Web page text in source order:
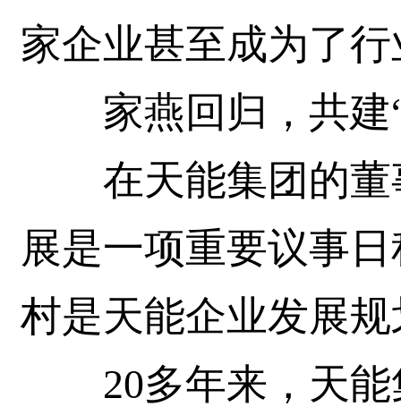
家企业甚至成为了
家燕回归，共建“
在天能集团的董
展是一项重要议事
村是天能企业发展
20多年来，天能